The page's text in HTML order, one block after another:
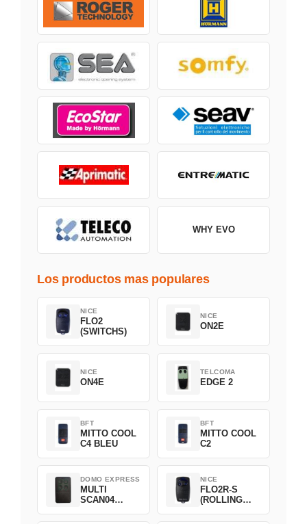
WHY EVO
Los productos mas populares
NICE
FLO2
(SWITCHS)
NICE
ON2E
NICE
ON4E
TELCOMA
EDGE 2
BFT
MITTO COOL
C4 BLEU
BFT
MITTO COOL
C2
DOMO EXPRESS
MULTI
SCAN04
NICE
FLO2R-S
(ROLLING